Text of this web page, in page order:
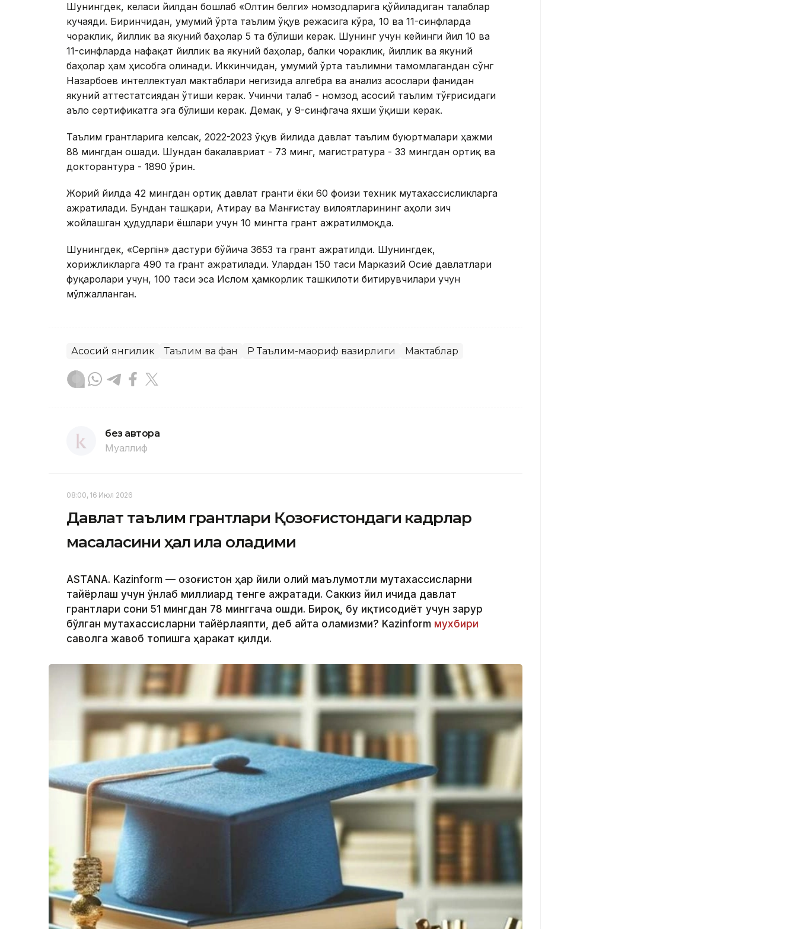
Шунингдек, келаси йилдан бошлаб «Олтин белги» номзодларига қўйиладиган талаблар
кучаяди. Биринчидан, умумий ўрта таълим ўқув режасига кўра, 10 ва 11-синфларда
чораклик, йиллик ва якуний баҳолар 5 та бўлиши керак. Шунинг учун кейинги йил 10 ва
11-синфларда нафақат йиллик ва якуний баҳолар, балки чораклик, йиллик ва якуний
баҳолар ҳам ҳисобга олинади. Иккинчидан, умумий ўрта таълимни тамомлагандан сўнг
Назарбоев интеллектуал мактаблари негизида алгебра ва анализ асослари фанидан
якуний аттестатсиядан ўтиши керак. Учинчи талаб - номзод асосий таълим тўғрисидаги
аъло сертификатга эга бўлиши керак. Демак, у 9-синфгача яхши ўқиши керак.
Таълим грантларига келсак, 2022-2023 ўқув йилида давлат таълим буюртмалари ҳажми
88 мингдан ошади. Шундан бакалавриат - 73 минг, магистратура - 33 мингдан ортиқ ва
докторантура - 1890 ўрин.
Жорий йилда 42 мингдан ортиқ давлат гранти ёки 60 фоизи техник мутахассисликларга
ажратилади. Бундан ташқари, Атирау ва Манғистау вилоятларининг аҳоли зич
жойлашган ҳудудлари ёшлари учун 10 мингта грант ажратилмоқда.
Шунингдек, «Серпін» дастури бўйича 3653 та грант ажратилди. Шунингдек,
хорижликларга 490 та грант ажратилади. Улардан 150 таси Марказий Осиё давлатлари
фуқаролари учун, 100 таси эса Ислом ҳамкорлик ташкилоти битирувчилари учун
мўлжалланган.
Асосий янгилик Таълим ва фан ҚР Таълим-маориф вазирлиги Мактаблар
без автора
Муаллиф
08:00, 16 Июл 2026
Давлат таълим грантлари Қозоғистондаги кадрлар
масаласини ҳал қила оладими
ASTANA. Kazinform — Қозоғистон ҳар йили олий маълумотли мутахассисларни
тайёрлаш учун ўнлаб миллиард тенге ажратади. Саккиз йил ичида давлат
грантлари сони 51 мингдан 78 минггача ошди. Бироқ, бу иқтисодиёт учун зарур
бўлган мутахассисларни тайёрлаяпти, деб айта оламизми? Kazinform мухбири
саволга жавоб топишга ҳаракат қилди.